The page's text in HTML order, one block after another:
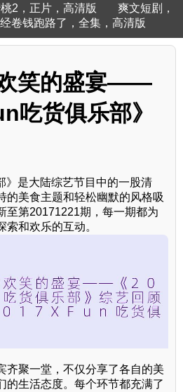
2，正片，高清版
爽文短剧，
卷钱跑路了，全集，高清版
笑的盛宴——
吃货俱乐部》
》是大陆综艺节目中的一股清
的美食主题和轻松幽默的风格吸
至第20171221期，每一期都为
和欢乐的互动。
齐聚一堂，不仅分享了各自的美
的生活态度。每个环节都充满了